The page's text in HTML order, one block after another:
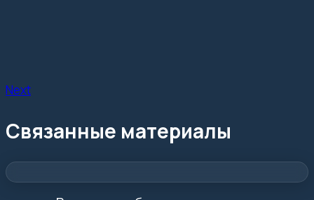
Next
Связанные материалы